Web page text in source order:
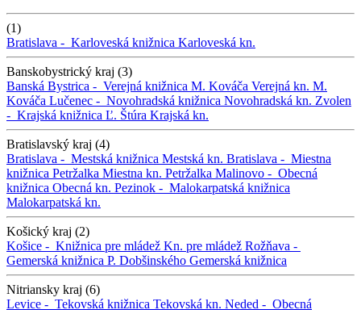
(1)
Bratislava - Karloveská knižnica Karloveská kn.
Banskobystrický kraj (3)
Banská Bystrica - Verejná knižnica M. Kováča Verejná kn. M.
Kováča Lučenec - Novohradská knižnica Novohradská kn. Zvolen
- Krajská knižnica Ľ. Štúra Krajská kn.
Bratislavský kraj (4)
Bratislava - Mestská knižnica Mestská kn. Bratislava - Miestna
knižnica Petržalka Miestna kn. Petržalka Malinovo - Obecná
knižnica Obecná kn. Pezinok - Malokarpatská knižnica
Malokarpatská kn.
Košický kraj (2)
Košice - Knižnica pre mládež Kn. pre mládež Rožňava -
Gemerská knižnica P. Dobšinského Gemerská knižnica
Nitriansky kraj (6)
Levice - Tekovská knižnica Tekovská kn. Neded - Obecná